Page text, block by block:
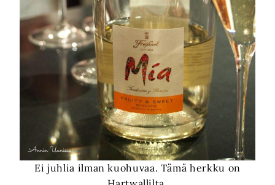
Ei juhlia ilman kuohuvaa. Tämä herkku on